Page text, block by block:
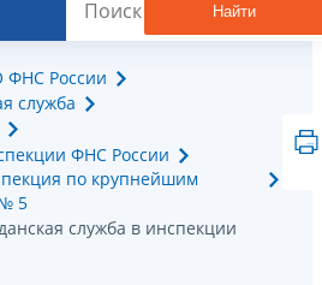
Найти
ФНС России
служба
ФНС России
по крупнейшим
5
служба в инспекции